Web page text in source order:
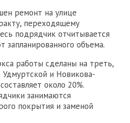
ремонт на улице
переходящему
подрядчик отчитывается
запланированного объема.
работы сделаны на треть,
Удмуртской и Новикова-
около 20%.
занимаются
покрытия и заменой